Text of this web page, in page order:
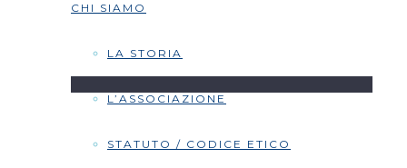
CHI SIAMO
LA STORIA
L’ASSOCIAZIONE
STATUTO / CODICE ETICO